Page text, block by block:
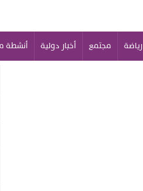
رياضة مجتمع أخبار دولية أنشطة